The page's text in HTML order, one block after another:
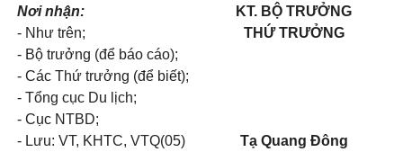
Nơi nhận:
- Như trên;
- Bộ trưởng (để báo cáo);
- Các Thứ trưởng (để biết);
- Tổng cục Du lịch;
- Cục NTBD;
- Lưu: VT, KHTC, VTQ(05)
KT. BỘ TRƯỞNG
THỨ TRƯỞNG
Tạ Quang Đông